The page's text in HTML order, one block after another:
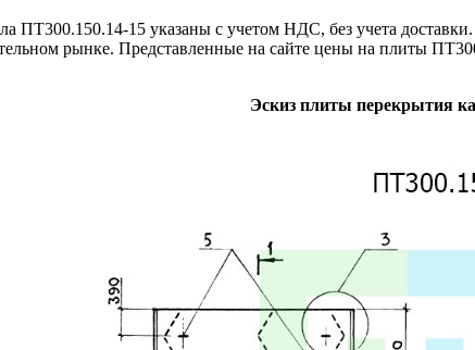
15 указаны с учетом НДС, без учета
рынке. Представленные на сайте цены на плиты
Эскиз плиты перекрытия